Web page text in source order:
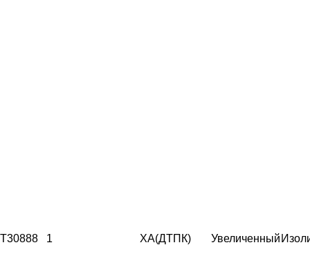
T30888 1 ХА(ДТПК) Увеличенный